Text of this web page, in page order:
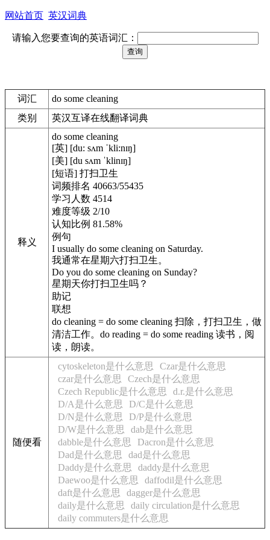
网站首页 英汉词典
请输入您要查询的英语词汇：
词汇
do some cleaning
类别
英汉互译在线翻译词典
释义
do some cleaning
[英] [du: sʌm ˈkli:nɪŋ]
[美] [du sʌm ˈklinɪŋ]
[短语] 打扫卫生
词频排名 40663/55435
学习人数 4514
难度等级 2/10
认知比例 81.58%
例句
I usually do some cleaning on Saturday.
我通常在星期六打扫卫生。
Do you do some cleaning on Sunday?
星期天你打扫卫生吗？
助记
联想
do cleaning = do some cleaning 扫除，打扫卫生，做
清洁工作。do reading = do some reading 读书，阅
读，朗读。
随便看
cytoskeleton是什么意思
Czar是什么意思
czar是什么意思
Czech是什么意思
Czech Republic是什么意思
d.r.是什么意思
D/A是什么意思
D/C是什么意思
D/N是什么意思
D/P是什么意思
D/W是什么意思
dab是什么意思
dabble是什么意思
Dacron是什么意思
Dad是什么意思
dad是什么意思
Daddy是什么意思
daddy是什么意思
Daewoo是什么意思
daffodil是什么意思
daft是什么意思
dagger是什么意思
daily是什么意思
daily circulation是什么意思
daily commuters是什么意思